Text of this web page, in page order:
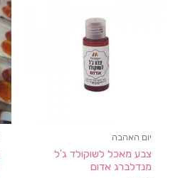
יום האהבה
צבע מאכל לשוקולד ג'ל
מנדלברג אדום